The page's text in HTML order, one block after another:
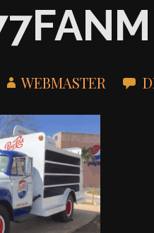
WEBMASTER